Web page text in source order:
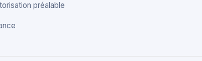
préalable